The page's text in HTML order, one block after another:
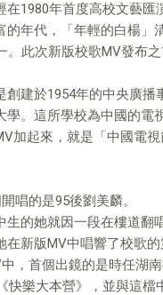
1980年首度高校文藝匯
的年代，「年輕的白楊」
。此次新版校歌MV發布
創建於1954年的中央廣
。這所學校為中國的電
加起來，就是「中國電視
唱的是95後劉美麟。
生的她就因一段在樓道
新版MV中唱響了校歌
，首個出鏡的是時任湖南
快樂大本營》，並與這